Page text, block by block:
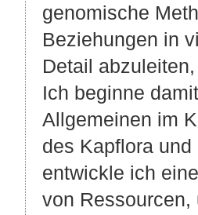
genomische
Beziehungen in
Detail
Ich beginne
Allgemeinen im
des Kapflora
entwickle ich
von